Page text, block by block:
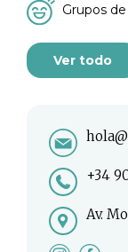
Grupos
Ver todo
+34
Av.